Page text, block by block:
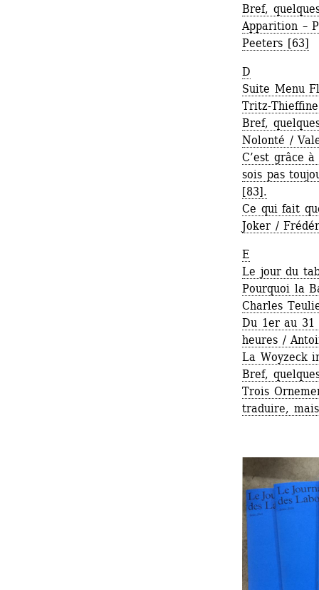
Bref,
Apparition –
Peeters [63]
D
Suite Menu
Tritz-
Bref,
Nolonté /
C’est grâce
sois pas
[83].
Ce qui fait
Joker /
E
Le jour du
Pourquoi la
Charles
Du 1er au 31
heures /
La Woyzeck
Bref,
Trois
traduire,